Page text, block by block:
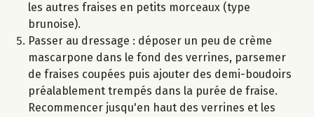
les autres fraises en petits morceaux (type
brunoise).
Passer au dressage : déposer un peu de crème
mascarpone dans le fond des verrines, parsemer
de fraises coupées puis ajouter des demi-boudoirs
préalablement trempés dans la purée de fraise.
Recommencer jusqu'en haut des verrines et les